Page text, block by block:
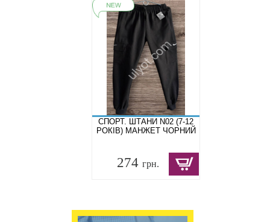
СПОРТ. ШТАНИ N02 (7-12
РОКІВ) МАНЖЕТ ЧОРНИЙ
274 грн.